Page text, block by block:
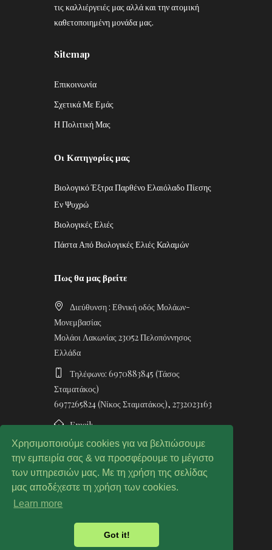
Χρησιμοποιούμε cookies για να βελτιώσουμε
την εμπειρία σας & να προσφέρουμε το μέγιστο
των υπηρεσιών μας. Με τη χρήση της σελίδας
μας αποδέχεστε τη χρήση των cookies.
Learn more
Got it!
τις καλλιέργειές μας αλλά και την ατομική
καθετοποιημένη μονάδα μας.
Sitemap
Επικοινωνία
Σχετικά Με Εμάς
Η Πολιτική Μας
Οι Κατηγορίες μας
Βιολογικό Έξτρα Παρθένο Ελαιόλαδο Πίεσης
Εν Ψυχρώ
Βιολογικές Ελιές
Πάστα Από Βιολογικές Ελιές Καλαμών
Πως θα μας βρείτε
Διεύθυνση : Εθνική οδός Μολάων-
Μονεμβασίας
Μολάοι Λακωνίας 23052 Πελοπόννησος
Ελλάδα
Τηλέφωνο: 6970883845 (Τάσος
Σταματάκος)
6977265824 (Νίκος Σταματάκος), 2732023163
Email:
info@stamatakosolivegrove.com